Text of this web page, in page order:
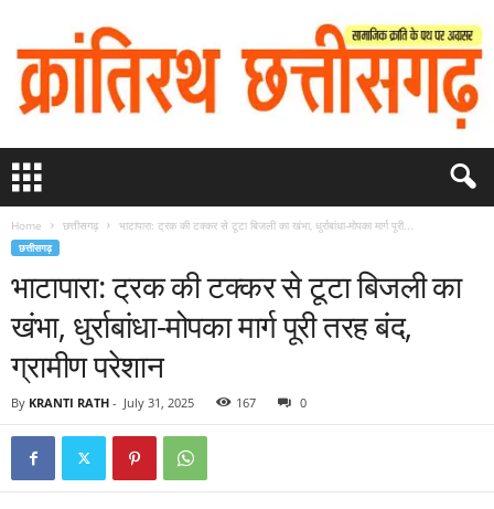
Home छत्तीसगढ़ भाटापारा: ट्रक की टक्कर से टूटा बिजली का खंभा, धुर्राबांधा-मोपका मार्ग पूरी...
छत्तीसगढ़
भाटापारा: ट्रक की टक्कर से टूटा बिजली का
खंभा, धुर्राबांधा-मोपका मार्ग पूरी तरह बंद,
ग्रामीण परेशान
By KRANTI RATH - July 31, 2025 167 0